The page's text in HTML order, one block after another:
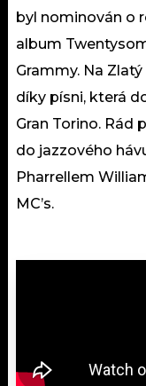
byl nominován o
album
Grammy. Na
díky písni, která
Gran Torino. Rád
do jazzového
Pharrellem
MC’s.